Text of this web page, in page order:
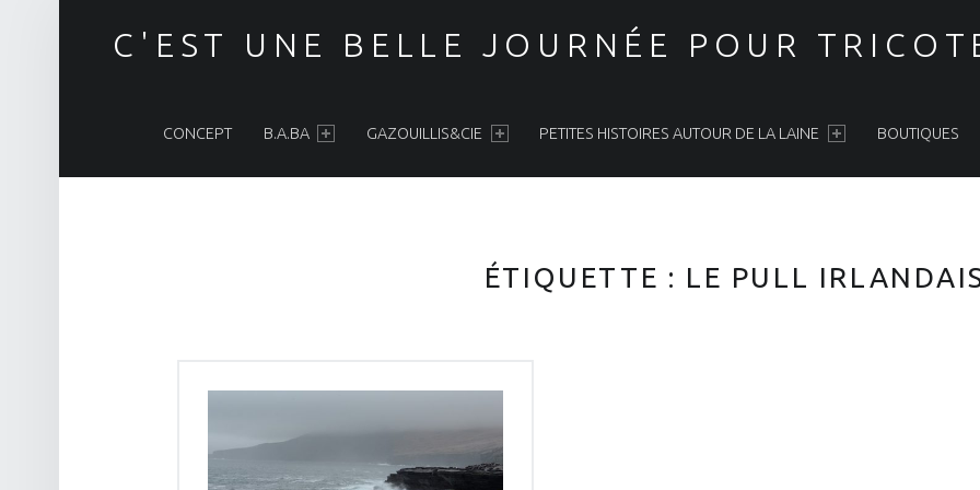
C'EST UNE BELLE JOURNÉE POUR
CONCEPT B.A.BA GAZOUILLIS&CIE PETITES HISTOIRES AUTOUR DE LA LAINE BOUTIQUES
ÉTIQUETTE : LE PULL